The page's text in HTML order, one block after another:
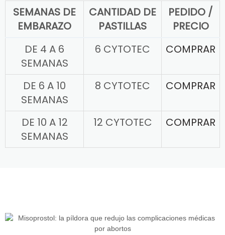
SEMANAS DE
EMBARAZO
CANTIDAD DE
PASTILLAS
PEDIDO /
PRECIO
DE 4 A 6
SEMANAS
6 CYTOTEC COMPRAR
DE 6 A 10
SEMANAS
8 CYTOTEC COMPRAR
DE 10 A 12
SEMANAS
12 CYTOTEC COMPRAR